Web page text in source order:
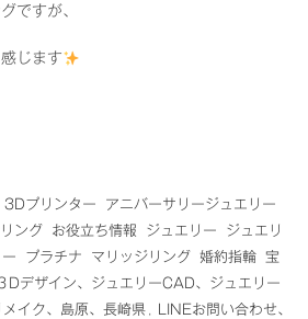
ですが、
じます
3Dプリンター
アニバーサリージュエリー
ング お役立ち情報 ジュエリー
ジュエリ
プラチナ マリッジリング 婚約指輪
宝
Dデザイン、ジュエリーCAD、ジュエリー
イク、島原、長崎県
LINEお問い合わせ、